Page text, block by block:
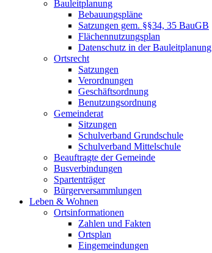
Bauleitplanung
Bebauungspläne
Satzungen gem. §§34, 35 BauGB
Flächennutzungsplan
Datenschutz in der Bauleitplanung
Ortsrecht
Satzungen
Verordnungen
Geschäftsordnung
Benutzungsordnung
Gemeinderat
Sitzungen
Schulverband Grundschule
Schulverband Mittelschule
Beauftragte der Gemeinde
Busverbindungen
Spartenträger
Bürgerversammlungen
Leben & Wohnen
Ortsinformationen
Zahlen und Fakten
Ortsplan
Eingemeindungen